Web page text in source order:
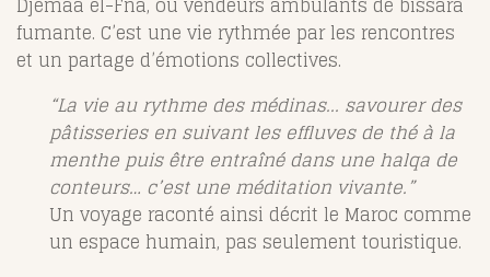
fumante. C’est une vie rythmée par les rencontres
et un partage d’émotions collectives.
“La vie au rythme des médinas... savourer des
pâtisseries en suivant les effluves de thé à la
menthe puis être entraîné dans une halqa de
conteurs… c’est une méditation vivante.”
Un voyage raconté ainsi décrit le Maroc comme
un espace humain, pas seulement touristique.